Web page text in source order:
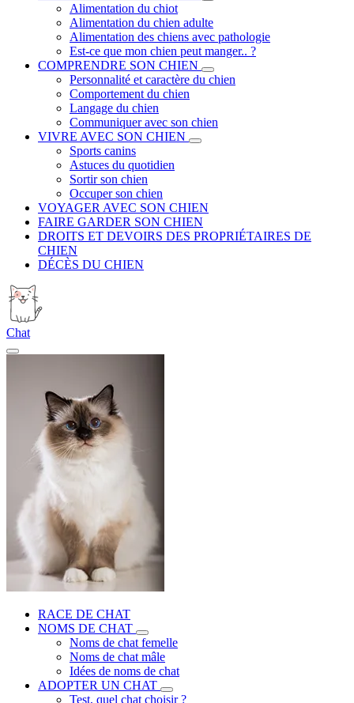
Alimentation du chiot
Alimentation du chien adulte
Alimentation des chiens avec pathologie
Est-ce que mon chien peut manger.. ?
COMPRENDRE SON CHIEN
Personnalité et caractère du chien
Comportement du chien
Langage du chien
Communiquer avec son chien
VIVRE AVEC SON CHIEN
Sports canins
Astuces du quotidien
Sortir son chien
Occuper son chien
VOYAGER AVEC SON CHIEN
FAIRE GARDER SON CHIEN
DROITS ET DEVOIRS DES PROPRIÉTAIRES DE
CHIEN
DÉCÈS DU CHIEN
Chat
RACE DE CHAT
NOMS DE CHAT
Noms de chat femelle
Noms de chat mâle
Idées de noms de chat
ADOPTER UN CHAT
Test, quel chat choisir ?